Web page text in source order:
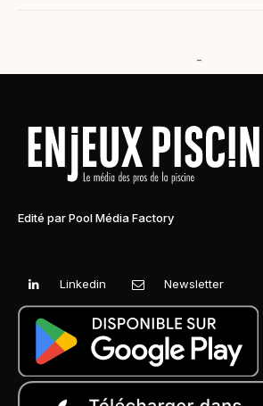
-
Edité par Pool Média Factory
Linkedin Newsletter